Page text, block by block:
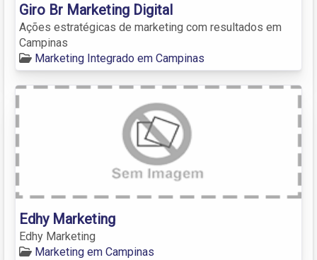
Giro Br Marketing Digital
Ações estratégicas de marketing com resultados em
Campinas
Marketing Integrado em Campinas
Edhy Marketing
Edhy Marketing
Marketing em Campinas